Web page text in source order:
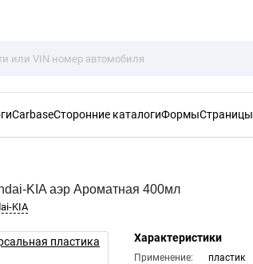
CarbaseСторонние каталогиФормыСтраницы
KIA аэр Ароматная 400мл
KIA
Характеристики
Применение:
пластик